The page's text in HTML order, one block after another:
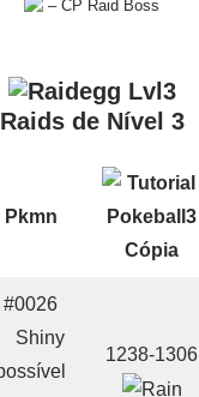
– CP Raid Boss
Raids de Nível 3
Pkmn
#0026
1238-1306